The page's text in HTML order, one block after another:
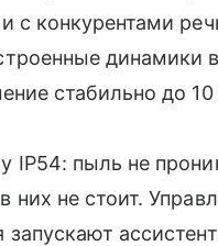
с конкурентами
динамики
стабильно до
IP54: пыль не
не стоит.